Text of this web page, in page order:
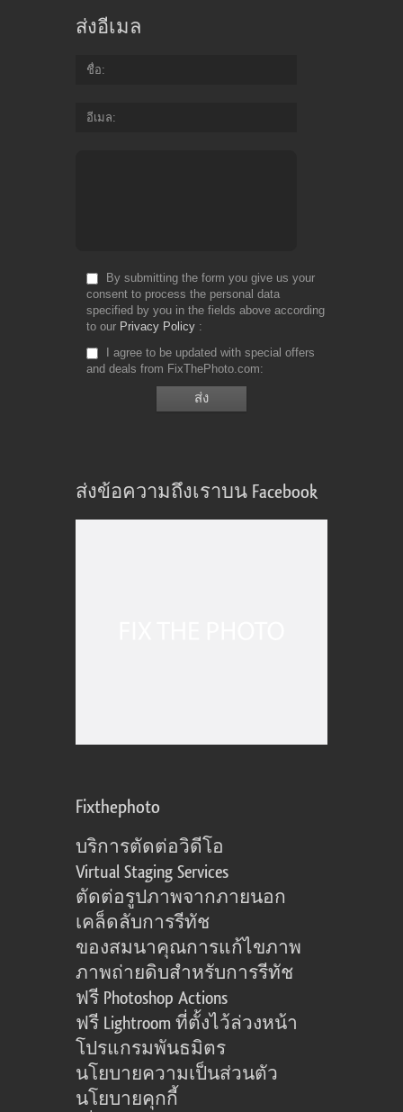
ส่งอีเมล
ชื่อ
อีเมล
By submitting the form you give us your
consent to process the personal data
specified by you in the fields above according
to our Privacy Policy
I agree to be updated with special offers
and deals from FixThePhoto.com
ส่งข้อความถึงเราบน Facebook
Fixthephoto
บริการตัดต่อวิดีโอ
Virtual Staging Services
ตัดต่อรูปภาพจากภายนอก
เคล็ดลับการรีทัช
ของสมนาคุณการแก้ไขภาพ
ภาพถ่ายดิบสำหรับการรีทัช
ฟรี Photoshop Actions
ฟรี Lightroom ที่ตั้งไว้ล่วงหน้า
โปรแกรมพันธมิตร
นโยบายความเป็นส่วนตัว
นโยบายคุกกี้